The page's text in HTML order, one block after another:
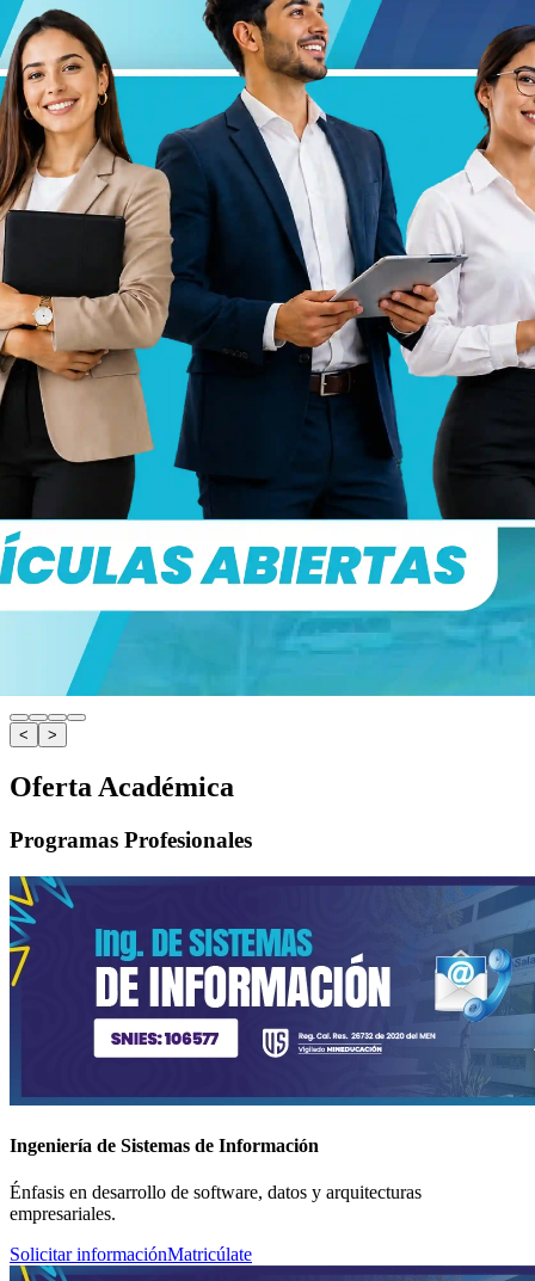
< >
Oferta Académica
Programas Profesionales
Ingeniería de Sistemas de Información
Énfasis en desarrollo de software, datos y arquitecturas
empresariales.
Solicitar informaciónMatricúlate